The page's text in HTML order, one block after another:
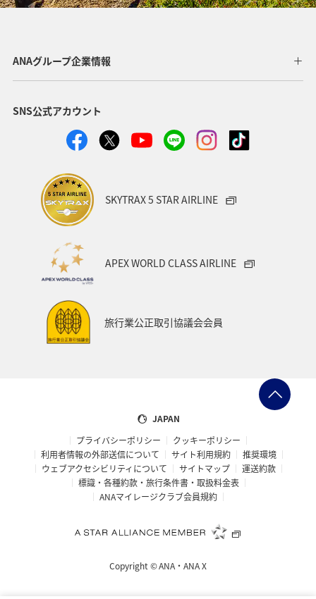
ANAグループ企業情報
SNS公式アカウント
SKYTRAX 5 STAR AIRLINE
APEX WORLD CLASS AIRLINE
旅行業公正取引協議会会員
JAPAN
プライバシーポリシー
クッキーポリシー
利用者情報の外部送信について
サイト利用規約
推奨環境
ウェブアクセシビリティについて
サイトマップ
運送約款
標識・各種約款・旅行条件書・取扱料金表
ANAマイレージクラブ会員規約
Copyright ©ANA・ANA X